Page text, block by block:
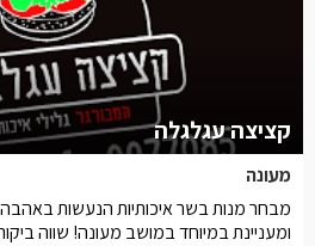
קציצה עגלגלה
מעונה
מבחר מנות בשר איכותיות הנעשות
ומעניינת במיוחד במושב מעונה! שווה